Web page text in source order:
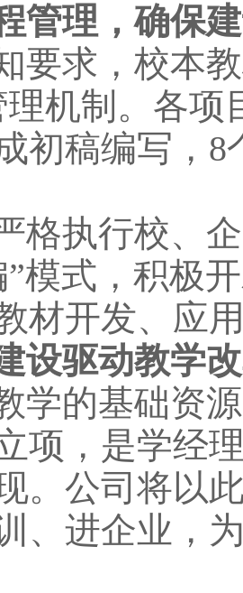
管理，确保
要求，校本
理机制。各
初稿编写，
格执行校、
”模式，积极
材开发、应
设驱动教学
学的基础资
项，是学经
。公司将以
、进企业，